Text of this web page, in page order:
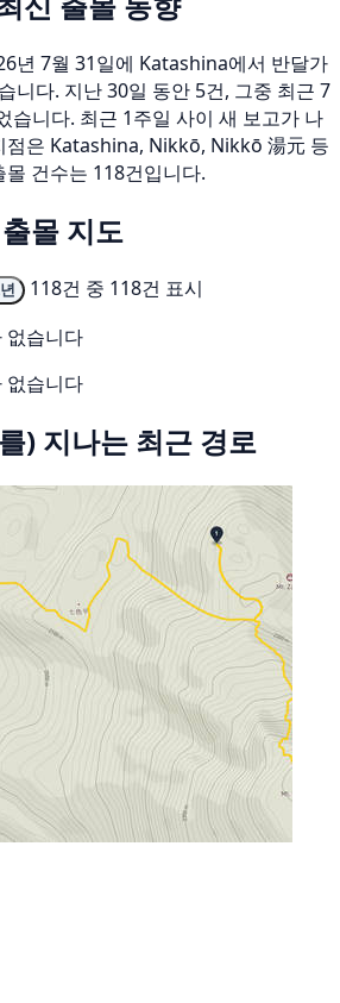
년 7월 31일에 Katashina에서 반달가
니다. 지난 30일 동안 5건, 그중 최근 7
습니다. 최근 1주일 사이 새 보고가 나
점은 Katashina, Nikkō, Nikkō 湯元 등
건수는 118건입니다.
몰 지도
118건 중 118건 표시
없습니다
없습니다
) 지나는 최근 경로